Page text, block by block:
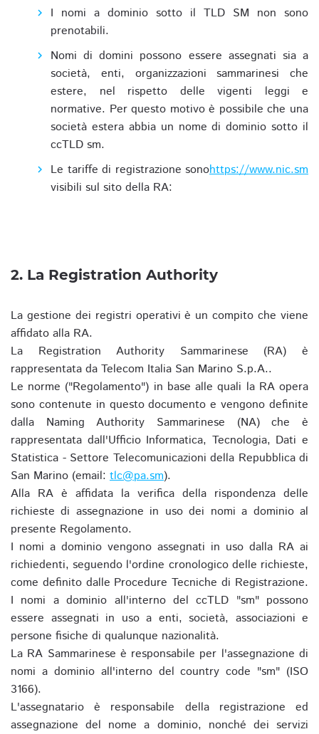
I nomi a dominio sotto il TLD SM non sono
prenotabili.
Nomi di domini possono essere assegnati sia a
società, enti, organizzazioni sammarinesi che
estere, nel rispetto delle vigenti leggi e
normative. Per questo motivo è possibile che una
società estera abbia un nome di dominio sotto il
ccTLD sm.
Le tariffe di registrazione sono
visibili sul sito della RA:
https://www.nic.sm
2. La Registration Authority
La gestione dei registri operativi è un compito che viene
affidato alla RA.
La Registration Authority Sammarinese (RA) è
rappresentata da Telecom Italia San Marino S.p.A..
Le norme ("Regolamento") in base alle quali la RA opera
sono contenute in questo documento e vengono definite
dalla Naming Authority Sammarinese (NA) che è
rappresentata dall'Ufficio Informatica, Tecnologia, Dati e
Statistica - Settore Telecomunicazioni della Repubblica di
San Marino (email: tlc@pa.sm).
Alla RA è affidata la verifica della rispondenza delle
richieste di assegnazione in uso dei nomi a dominio al
presente Regolamento.
I nomi a dominio vengono assegnati in uso dalla RA ai
richiedenti, seguendo l'ordine cronologico delle richieste,
come definito dalle Procedure Tecniche di Registrazione.
I nomi a dominio all'interno del ccTLD "sm" possono
essere assegnati in uso a enti, società, associazioni e
persone fisiche di qualunque nazionalità.
La RA Sammarinese è responsabile per l'assegnazione di
nomi a dominio all'interno del country code "sm" (ISO
3166).
L'assegnatario è responsabile della registrazione ed
assegnazione del nome a dominio, nonché dei servizi